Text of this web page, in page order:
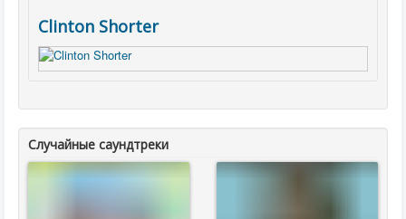
Clinton Shorter
Случайные саундтреки